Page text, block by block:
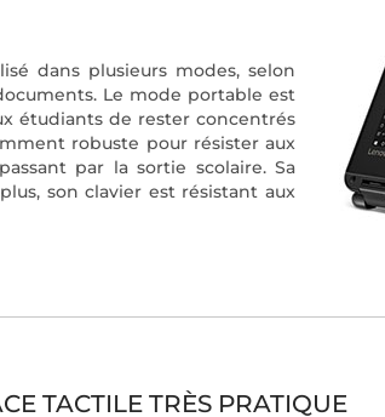
dans plusieurs modes, selon
Le mode portable est
étudiants de rester concentrés
robuste pour résister aux
par la sortie scolaire. Sa
son clavier est résistant aux
TACTILE TRÈS PRATIQUE